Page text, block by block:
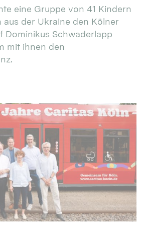
eine Gruppe von 41 Kindern
aus der Ukraine den Kölner
Dominikus Schwaderlapp
mit ihnen den